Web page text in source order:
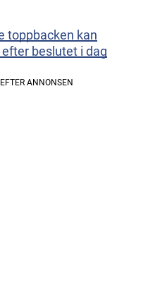
toppbacken kan
beslutet i dag